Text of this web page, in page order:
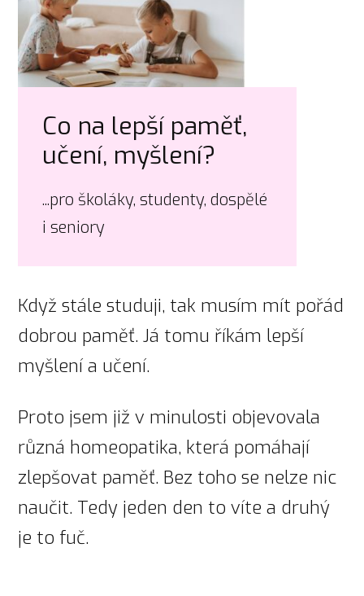
Co na lepší paměť,
učení, myšlení?
...pro školáky, studenty, dospělé
i seniory
Když stále studuji, tak musím mít pořád
dobrou paměť. Já tomu říkám lepší
myšlení a učení.
Proto jsem již v minulosti objevovala
různá homeopatika, která pomáhají
zlepšovat paměť. Bez toho se nelze nic
naučit. Tedy jeden den to víte a druhý
je to fuč.